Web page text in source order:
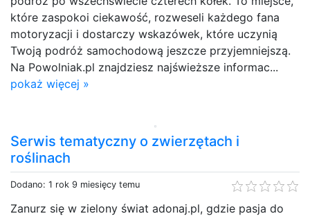
które zaspokoi ciekawość, rozweseli każdego fana
motoryzacji i dostarczy wskazówek, które uczynią
Twoją podróż samochodową jeszcze przyjemniejszą.
Na Powolniak.pl znajdziesz najświeższe informac...
pokaż więcej »
Serwis tematyczny o zwierzętach i
roślinach
Dodano: 1 rok 9 miesięcy temu
Zanurz się w zielony świat adonaj.pl, gdzie pasja do